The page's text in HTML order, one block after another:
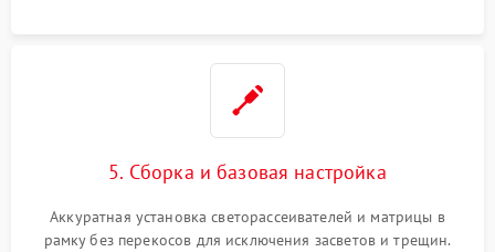
5. Сборка и базовая настройка
Аккуратная установка светорассеивателей и матрицы в
рамку без перекосов для исключения засветов и трещин.